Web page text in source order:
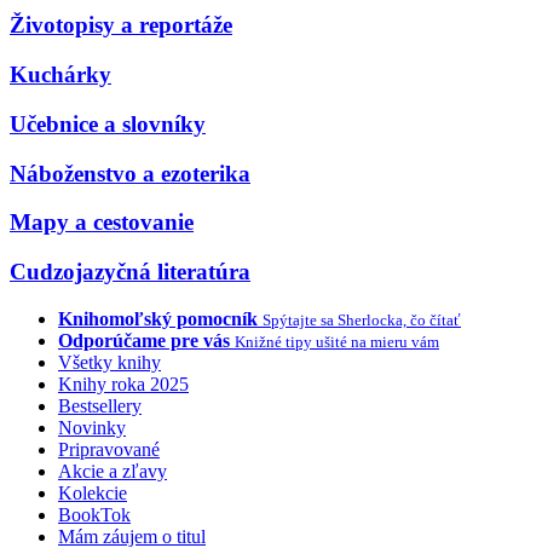
Životopisy a reportáže
Kuchárky
Učebnice a slovníky
Náboženstvo a ezoterika
Mapy a cestovanie
Cudzojazyčná literatúra
Knihomoľský pomocník Spýtajte sa Sherlocka, čo čítať
Odporúčame pre vás Knižné tipy ušité na mieru vám
Všetky knihy
Knihy roka 2025
Bestsellery
Novinky
Pripravované
Akcie a zľavy
Kolekcie
BookTok
Mám záujem o titul